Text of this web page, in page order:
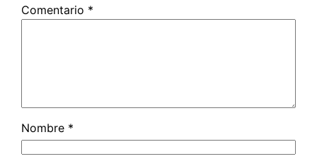
Comentario *
Nombre *